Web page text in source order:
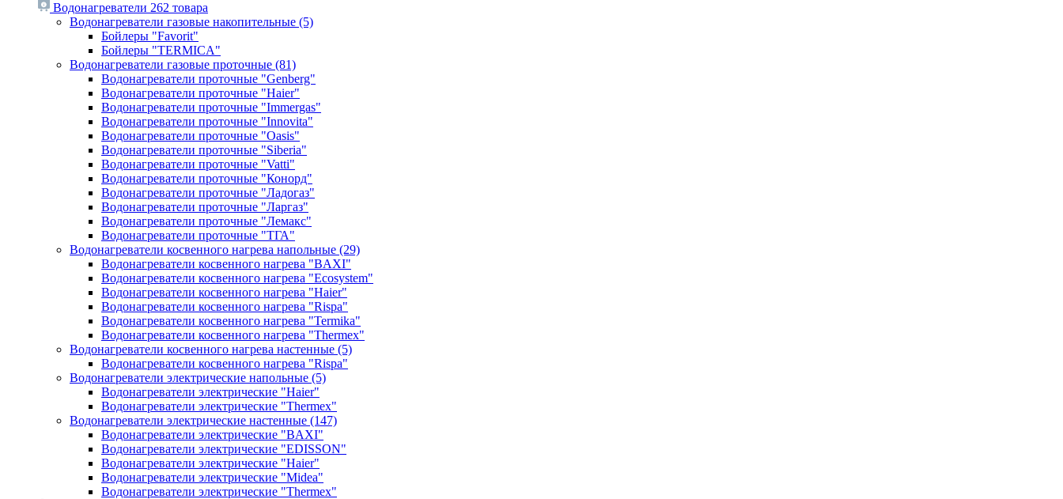
Водонагреватели 262 товара
Водонагреватели газовые накопительные (5)
Бойлеры "Favorit"
Бойлеры "TERMICA"
Водонагреватели газовые проточные (81)
Водонагреватели проточные "Genberg"
Водонагреватели проточные "Haier"
Водонагреватели проточные "Immergas"
Водонагреватели проточные "Innovita"
Водонагреватели проточные "Oasis"
Водонагреватели проточные "Siberia"
Водонагреватели проточные "Vatti"
Водонагреватели проточные "Конорд"
Водонагреватели проточные "Ладогаз"
Водонагреватели проточные "Ларгаз"
Водонагреватели проточные "Лемакс"
Водонагреватели проточные "ТГА"
Водонагреватели косвенного нагрева напольные (29)
Водонагреватели косвенного нагрева "BAXI"
Водонагреватели косвенного нагрева "Ecosystem"
Водонагреватели косвенного нагрева "Haier"
Водонагреватели косвенного нагрева "Rispa"
Водонагреватели косвенного нагрева "Termika"
Водонагреватели косвенного нагрева "Thermex"
Водонагреватели косвенного нагрева настенные (5)
Водонагреватели косвенного нагрева "Rispa"
Водонагреватели электрические напольные (5)
Водонагреватели электрические "Haier"
Водонагреватели электрические "Thermex"
Водонагреватели электрические настенные (147)
Водонагреватели электрические "BAXI"
Водонагреватели электрические "EDISSON"
Водонагреватели электрические "Haier"
Водонагреватели электрические "Midea"
Водонагреватели электрические "Thermex"